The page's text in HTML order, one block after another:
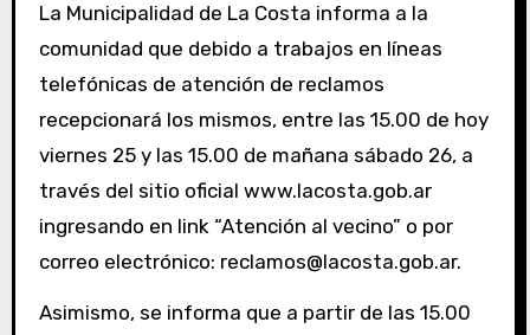
La Municipalidad de La Costa informa a la
comunidad que debido a trabajos en líneas
telefónicas de atención de reclamos
recepcionará los mismos, entre las 15.00 de hoy
viernes 25 y las 15.00 de mañana sábado 26, a
través del sitio oficial www.lacosta.gob.ar
ingresando en link “Atención al vecino” o por
correo electrónico: reclamos@lacosta.gob.ar.
Asimismo, se informa que a partir de las 15.00